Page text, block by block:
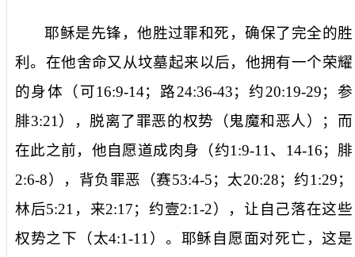
耶稣是先锋，他胜过罪和死，确保了完全的胜
利。在他舍命又从坟墓起来以后，他拥有一个荣耀
的身体（可16:9-14；路24:36-43；约20:19-29；参
腓3:21 ），脱离了罪恶的权势（鬼魔和恶人）；而
在此之前，他自愿道成肉身（约1:9-11 、 14-16；腓
2:6-8），背负罪恶（赛53:4-5；太20:28；约1:29；
林后5:21 ，来2:17；约壹2:1-2），让自己落在这些
权势之下（太4:1-11 ）。耶稣自愿面对死亡，这是